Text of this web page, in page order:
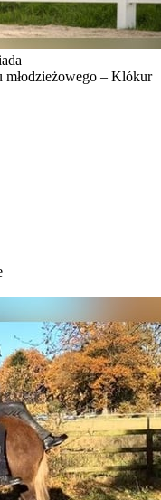
młodzieżowego – Klókur